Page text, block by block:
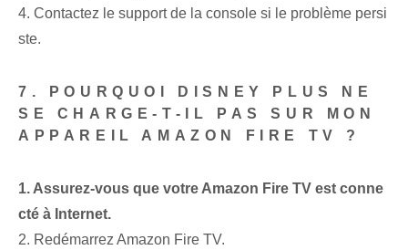
4. Contactez le support de la console si le problème persi
ste.
7. POURQUOI DISNEY PLUS NE
SE CHARGE-T-IL PAS SUR MON
APPAREIL AMAZON FIRE TV ?
1. Assurez-vous que votre Amazon Fire TV est conne
cté à Internet.
2. Redémarrez Amazon Fire TV.